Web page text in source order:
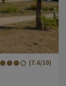
(7.6/10)